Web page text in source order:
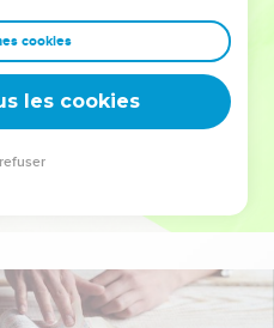
sagesse afin que leurs erreurs
vous guidiez un ministère, une
leur expérience est faite
cookies
les cookies